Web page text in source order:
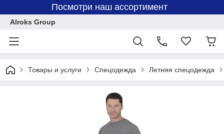
Посмотри наш ассортимент
Alroks Group
Товары и услуги Спецодежда Летняя спецодежда